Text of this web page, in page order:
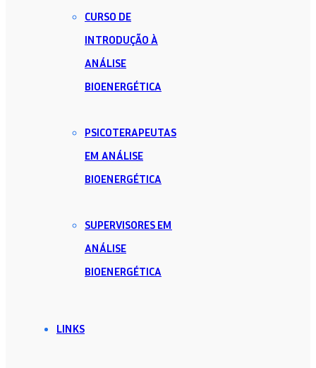
CURSO DE
INTRODUÇÃO À
ANÁLISE
BIOENERGÉTICA
PSICOTERAPEUTAS
EM ANÁLISE
BIOENERGÉTICA
SUPERVISORES EM
ANÁLISE
BIOENERGÉTICA
LINKS